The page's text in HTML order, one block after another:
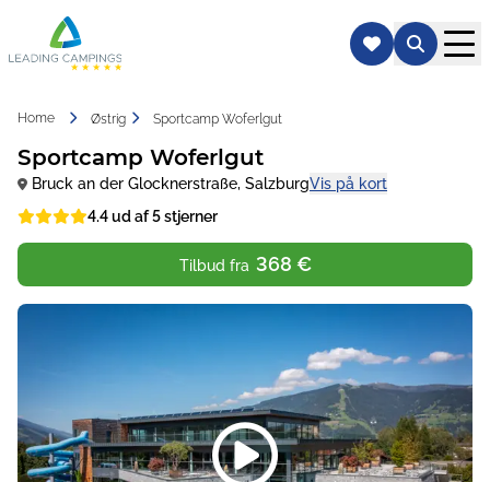
Home Østrig Sportcamp Woferlgut
Sportcamp Woferlgut
Bruck an der Glocknerstraße, SalzburgVis på kort
4.4 ud af 5 stjerner
Tilbud fra 368 €